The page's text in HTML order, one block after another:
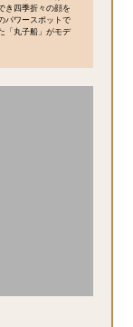
き四季折々の顔を
パワースポットで
「丸子船」がモデ